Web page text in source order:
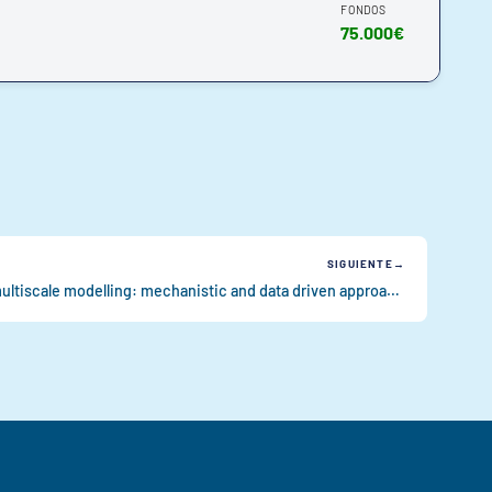
FONDOS
75.000€
SIGUIENTE
Complex microbial ecosystems multiscale modelling: mechanistic and data driven approaches integration.